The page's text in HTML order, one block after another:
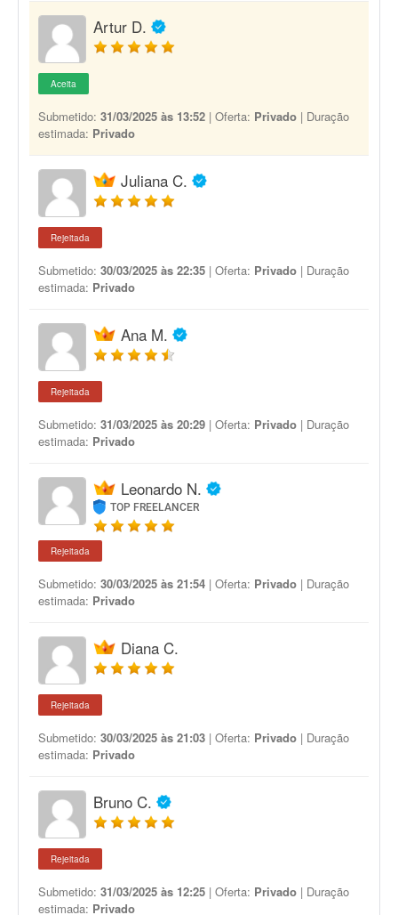
Artur D.
Aceita
Submetido: 31/03/2025 às 13:52 | Oferta: Privado | Duração
estimada: Privado
Juliana C.
Rejeitada
Submetido: 30/03/2025 às 22:35 | Oferta: Privado | Duração
estimada: Privado
Ana M.
Rejeitada
Submetido: 31/03/2025 às 20:29 | Oferta: Privado | Duração
estimada: Privado
Leonardo N.
TOP FREELANCER
Rejeitada
Submetido: 30/03/2025 às 21:54 | Oferta: Privado | Duração
estimada: Privado
Diana C.
Rejeitada
Submetido: 30/03/2025 às 21:03 | Oferta: Privado | Duração
estimada: Privado
Bruno C.
Rejeitada
Submetido: 31/03/2025 às 12:25 | Oferta: Privado | Duração
estimada: Privado